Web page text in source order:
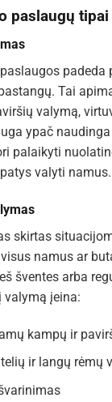
paslaugų tipai
padeda
Tai
valymą,
ypač
palaikyti
valyti namus.
skirtas
namus ar
šventes arba
valymą įeina:
kampų ir
ir langų rėmų